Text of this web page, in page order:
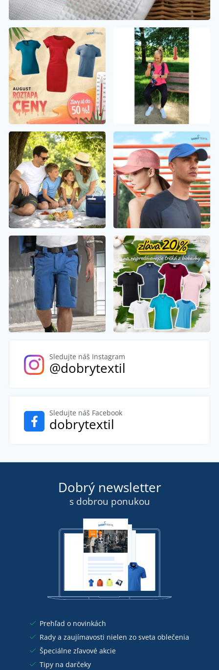
Sledujte náš Instagram
@dobrytextil
Sledujte náš Facebook
dobrytextil
Dobrý newsletter
s dobrou ponukou
Prehľad o novinkách
Rady a zaujímavosti nielen zo sveta oblečenia
Špeciálne zľavové akcie
Tipy na darčeky